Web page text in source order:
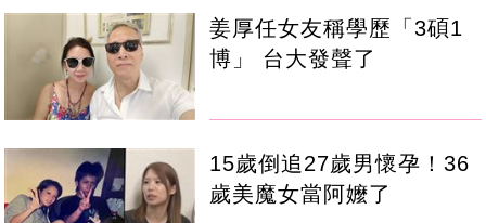
姜厚任女友稱學歷「3碩1
博」 台大發聲了
15歲倒追27歲男懷孕！36
歲美魔女當阿嬤了